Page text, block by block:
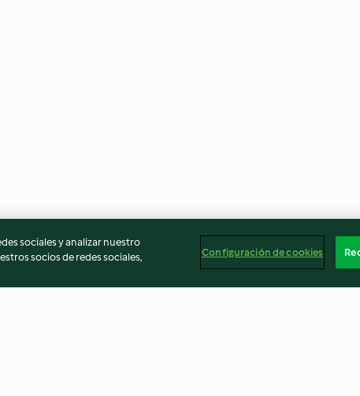
sociales y analizar nuestro
socios de redes sociales,
Configuración de cookies